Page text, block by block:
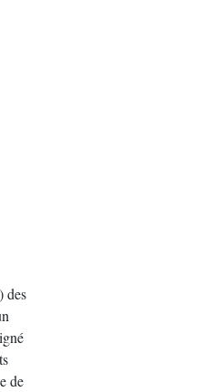
des
de